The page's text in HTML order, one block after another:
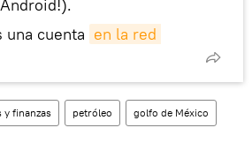
una cuenta en la red
y finanzas petróleo golfo de México